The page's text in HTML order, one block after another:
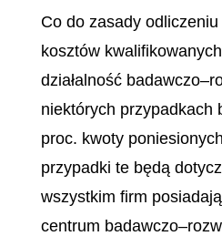
Co do zasady
kosztów
działalność
niektórych przypadkach
proc. kwoty
przypadki te będą
wszystkim firm
centrum